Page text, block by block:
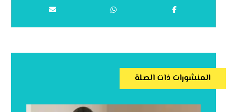
المنشورات ذات الصلة